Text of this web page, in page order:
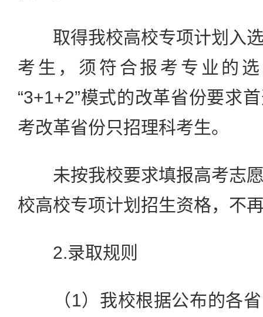
取得我校高校专项计划入选
考生，须符合报考专业的
“3+1+2”模式的改革省份要求
考改革省份只招理科考生。
未按我校要求填报高考志愿
校高校专项计划招生资格，不
2.录取规则
（1）我校根据公布的各省